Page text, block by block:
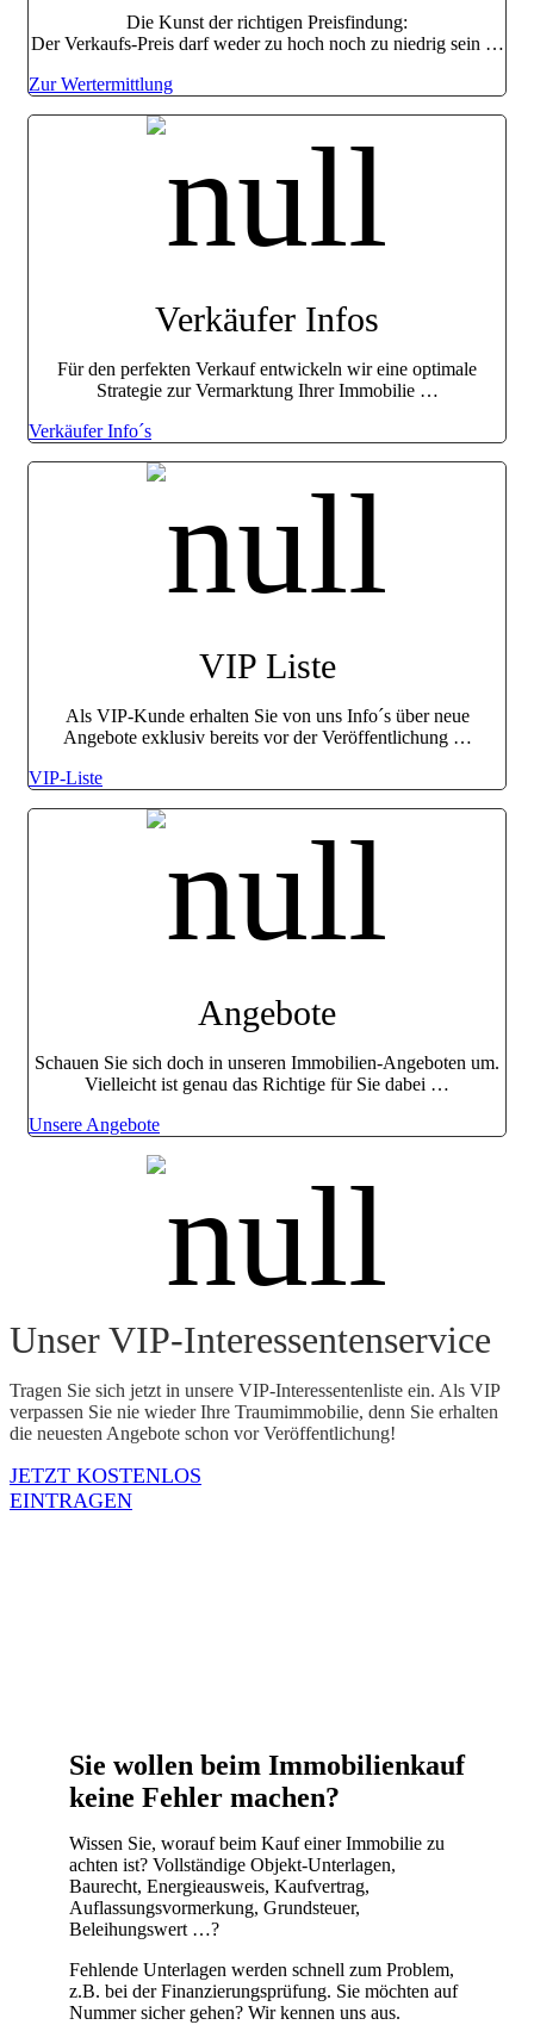
Die Kunst der richtigen Preisfindung:
Der Verkaufs-Preis darf weder zu hoch noch zu niedrig sein …
Zur Wertermittlung
Verkäufer Infos
Für den perfekten Verkauf entwickeln wir eine optimale
Strategie zur Vermarktung Ihrer Immobilie …
Verkäufer Info´s
VIP Liste
Als VIP-Kunde erhalten Sie von uns Info´s über neue
Angebote exklusiv bereits vor der Veröffentlichung …
VIP-Liste
Angebote
Schauen Sie sich doch in unseren Immobilien-Angeboten um.
Vielleicht ist genau das Richtige für Sie dabei …
Unsere Angebote
Unser VIP-Interessenten­service
Tragen Sie sich jetzt in unsere VIP-Interessentenliste ein. Als VIP
verpassen Sie nie wieder Ihre Traumimmobilie, denn Sie erhalten
die neuesten Angebote schon vor Veröffentlichung!
JETZT KOSTENLOS
EINTRAGEN
Sie wollen beim Immobilienkauf
keine Fehler machen?
Wissen Sie, worauf beim Kauf einer Immobilie zu
achten ist? Vollständige Objekt-Unterlagen,
Baurecht, Energieausweis, Kauf­vertrag,
Auflassungsvormerkung, Grundsteuer,
Beleihungswert …?
Fehlende Unterlagen werden schnell zum Problem,
z.B. bei der Finanzierungsprüfung. Sie möchten auf
Nummer sicher gehen? Wir kennen uns aus.